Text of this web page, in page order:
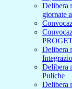
Delibera
giornate
Delibera
Delibera
Puliche
Delibera